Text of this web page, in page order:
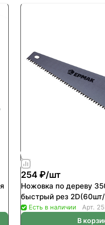
254 ₽/шт
Ножовка по дереву
быстрый рез
Есть в наличии Арт.
В